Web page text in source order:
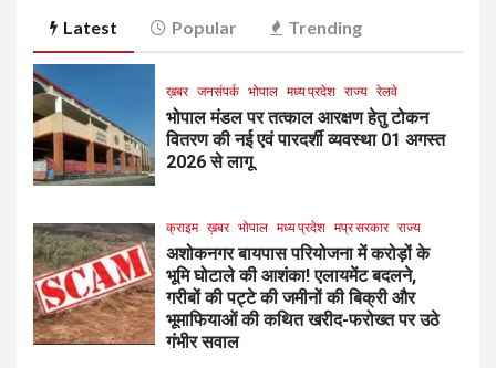
Latest Popular Trending
ख़बर जनसंपर्क भोपाल मध्य प्रदेश राज्य रेलवे
भोपाल मंडल पर तत्काल आरक्षण हेतु टोकन
वितरण की नई एवं पारदर्शी व्यवस्था 01 अगस्त
2026 से लागू
क्राइम ख़बर भोपाल मध्य प्रदेश मप्र सरकार राज्य
अशोकनगर बायपास परियोजना में करोड़ों के
भूमि घोटाले की आशंका! एलायमेंट बदलने,
गरीबों की पट्टे की जमीनों की बिक्री और
भूमाफियाओं की कथित खरीद-फरोख्त पर उठे
गंभीर सवाल